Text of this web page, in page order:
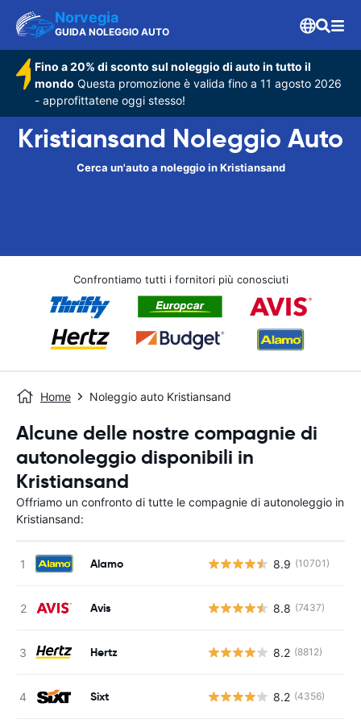
Norvegia
GUIDA NOLEGGIO AUTO
Fino a 20% di sconto sul noleggio di auto in tutto il
mondo Questa promozione è valida fino a 11 agosto 2026
- approfittatene oggi stesso!
Kristiansand Noleggio Auto
Cerca un'auto a noleggio in Kristiansand
Confrontiamo tutti i fornitori più conosciuti
Home Noleggio auto Kristiansand
Alcune delle nostre compagnie di
autonoleggio disponibili in
Kristiansand
Offriamo un confronto di tutte le compagnie di autonoleggio in
Kristiansand:
Alamo 8.9 (10701)
Avis 8.8 (7437)
Hertz 8.2 (8812)
Sixt 8.2 (4356)